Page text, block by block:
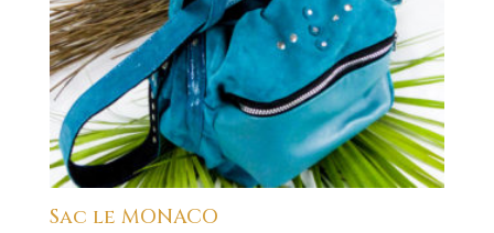
Sac le MONACO